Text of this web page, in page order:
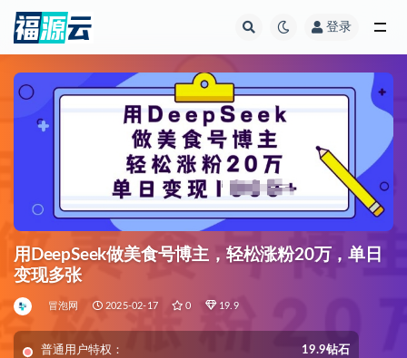
登录
用DeepSeek做美食号博主，轻松涨粉20万，单日
变现多张
冒泡网 2025-02-17 0 19.9
普通用户特权： 19.9钻石